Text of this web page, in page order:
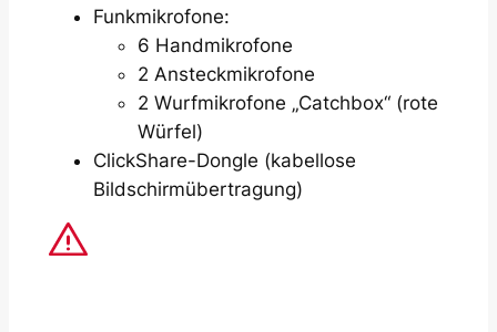
Funkmikrofone:
6 Handmikrofone
2 Ansteckmikrofone
2 Wurfmikrofone „Catchbox“ (rote
Würfel)
ClickShare-Dongle (kabellose
Bildschirmübertragung)